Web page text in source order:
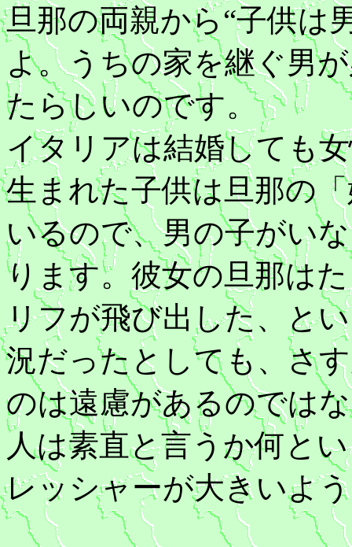
旦那の両親から“子供は
よ。うちの家を継ぐ男
たらしいのです。
イタリアは結婚しても
生まれた子供は旦那の
いるので、男の子がい
ります。彼女の旦那は
リフが飛び出した、と
況だったとしても、さ
のは遠慮があるのでは
人は素直と言うか何と
レッシャーが大きいよ